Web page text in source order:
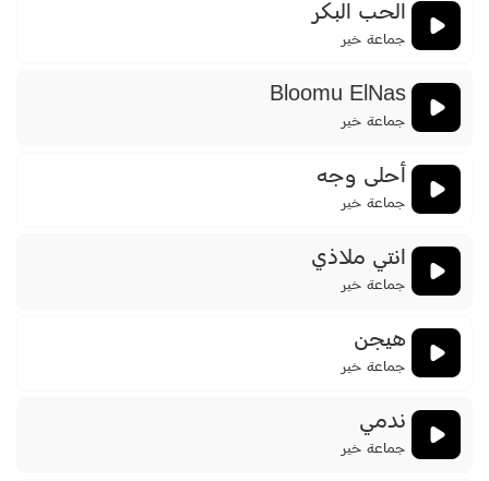
الحب البكر
جماعة خير
Bloomu ElNas
جماعة خير
أحلى وجه
جماعة خير
انتي ملاذي
جماعة خير
هيجن
جماعة خير
ندمي
جماعة خير